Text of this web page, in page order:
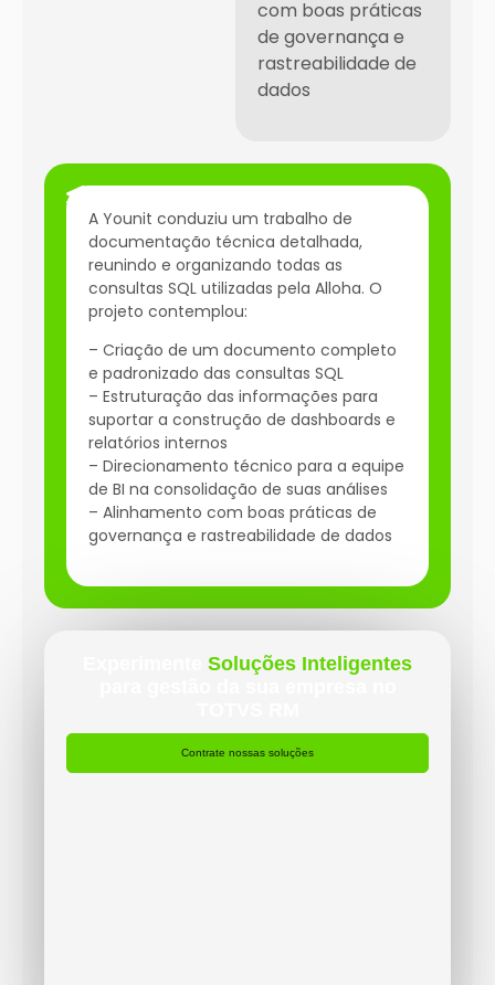
com boas práticas
de governança e
rastreabilidade de
dados
Resultados
A Younit conduziu um trabalho de
documentação técnica detalhada,
reunindo e organizando todas as
consultas SQL utilizadas pela Alloha. O
projeto contemplou:
– Criação de um documento completo
e padronizado das consultas SQL
– Estruturação das informações para
suportar a construção de dashboards e
relatórios internos
– Direcionamento técnico para a equipe
de BI na consolidação de suas análises
– Alinhamento com boas práticas de
governança e rastreabilidade de dados
Soluções Inteligentes
Contrate nossas soluções